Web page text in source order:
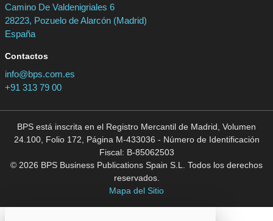
Camino De Valdenigriales 6
28223, Pozuelo de Alarcón (Madrid)
España
Contactos
info@bps.com.es
+91 313 79 00
BPS está inscrita en el Registro Mercantil de Madrid, Volumen
24.100, Folio 172, Página M-433036 - Número de Identificación
Fiscal: B-85062503
© 2026 BPS Business Publications Spain S.L. Todos los derechos
reservados.
Mapa del Sitio